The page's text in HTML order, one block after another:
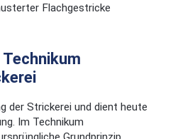
Flachgestricke
der Strickerei und dient heute
Im Technikum